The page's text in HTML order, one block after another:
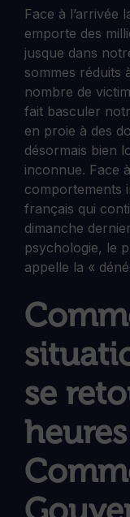
Face à l’arrivée
emporte des
jusque dans
sommes réduits
nombre de
fait basculer
en proie à des
désormais bien
inconnue. Face
comportements
français qui
dimanche
psychologie, le
appelle la «
se